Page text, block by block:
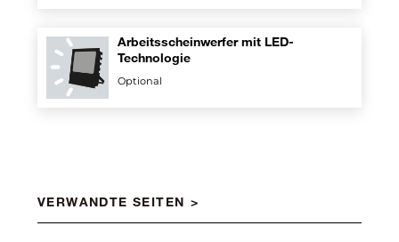
Arbeitsscheinwerfer mit LED-
Technologie
Optional
VERWANDTE SEITEN